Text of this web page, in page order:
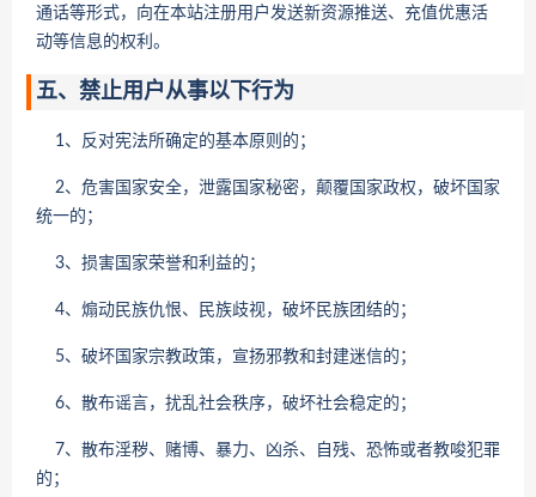
通话等形式，向在本站注册用户发送新资源推送、充值优惠活
动等信息的权利。
五、禁止用户从事以下行为
1、反对宪法所确定的基本原则的；
2、危害国家安全，泄露国家秘密，颠覆国家政权，破坏国家
统一的；
3、损害国家荣誉和利益的；
4、煽动民族仇恨、民族歧视，破坏民族团结的；
5、破坏国家宗教政策，宣扬邪教和封建迷信的；
6、散布谣言，扰乱社会秩序，破坏社会稳定的；
7、散布淫秽、赌博、暴力、凶杀、自残、恐怖或者教唆犯罪
的；